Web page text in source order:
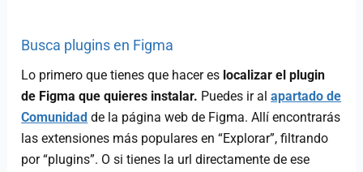
Busca plugins en Figma
Lo primero que tienes que hacer es localizar el plugin
de Figma que quieres instalar. Puedes ir alapartado de
Comunidad de la página web de Figma. Allí encontrarás
las extensiones más populares en “Explorar”, filtrando
por “plugins”. O si tienes la url directamente de ese